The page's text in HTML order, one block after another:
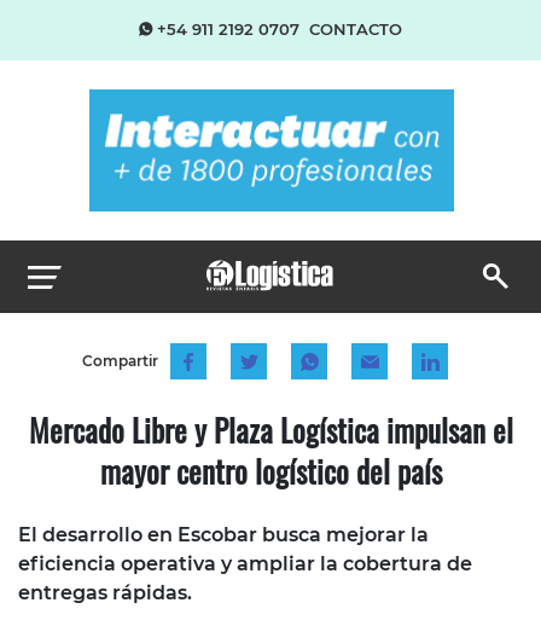
+54 911 2192 0707 CONTACTO
Compartir
Mercado Libre y Plaza Logística impulsan el
mayor centro logístico del país
El desarrollo en Escobar busca mejorar la
eficiencia operativa y ampliar la cobertura de
entregas rápidas.